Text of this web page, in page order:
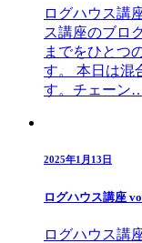
ログハウス講
ス講座のブロ
までをひとつ
す。 本日は混
す。チェーン
2025年1月13日
ログハウス講座
ログハウス講